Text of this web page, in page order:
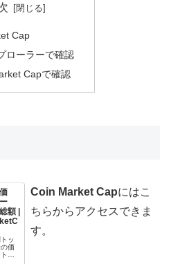
Cap
ローラーで確認
Capで確認
額 |
ッ
価
ビ
Coin Market Capにはこ
ちらからアクセスできま
す。